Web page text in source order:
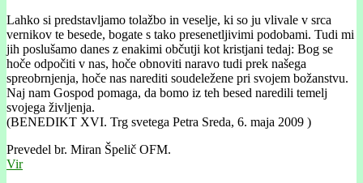
Lahko si predstavljamo tolažbo in veselje, ki so ju vlivale v srca
vernikov te besede, bogate s tako presenetljivimi podobami. Tudi mi
jih poslušamo danes z enakimi občutji kot kristjani tedaj: Bog se
hoče odpočiti v nas, hoče obnoviti naravo tudi prek našega
spreobrnjenja, hoče nas narediti soudeležene pri svojem božanstvu.
Naj nam Gospod pomaga, da bomo iz teh besed naredili temelj
svojega življenja.
(BENEDIKT XVI. Trg svetega Petra Sreda, 6. maja 2009 )
Prevedel br. Miran Špelič OFM.
Vir